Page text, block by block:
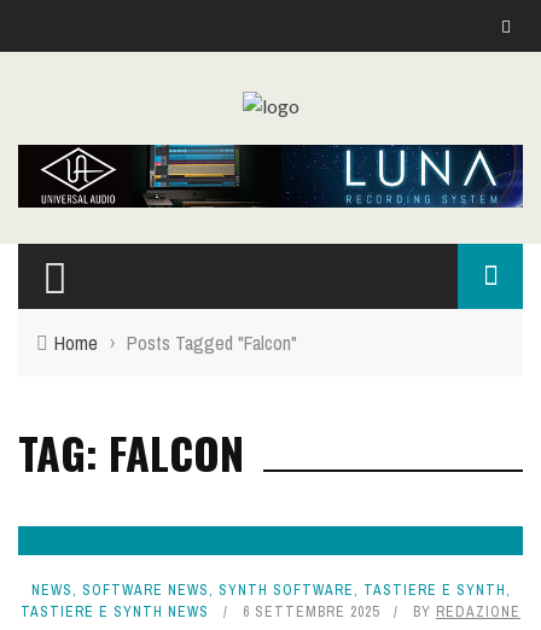
Home › Posts Tagged "Falcon"
TAG: FALCON
NEWS, SOFTWARE NEWS, SYNTH SOFTWARE, TASTIERE E SYNTH,
TASTIERE E SYNTH NEWS
6 SETTEMBRE 2025 BY REDAZIONE